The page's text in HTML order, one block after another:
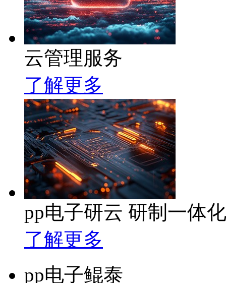
云管理服务
了解更多
pp电子研云 研制一体
了解更多
pp电子鲲泰